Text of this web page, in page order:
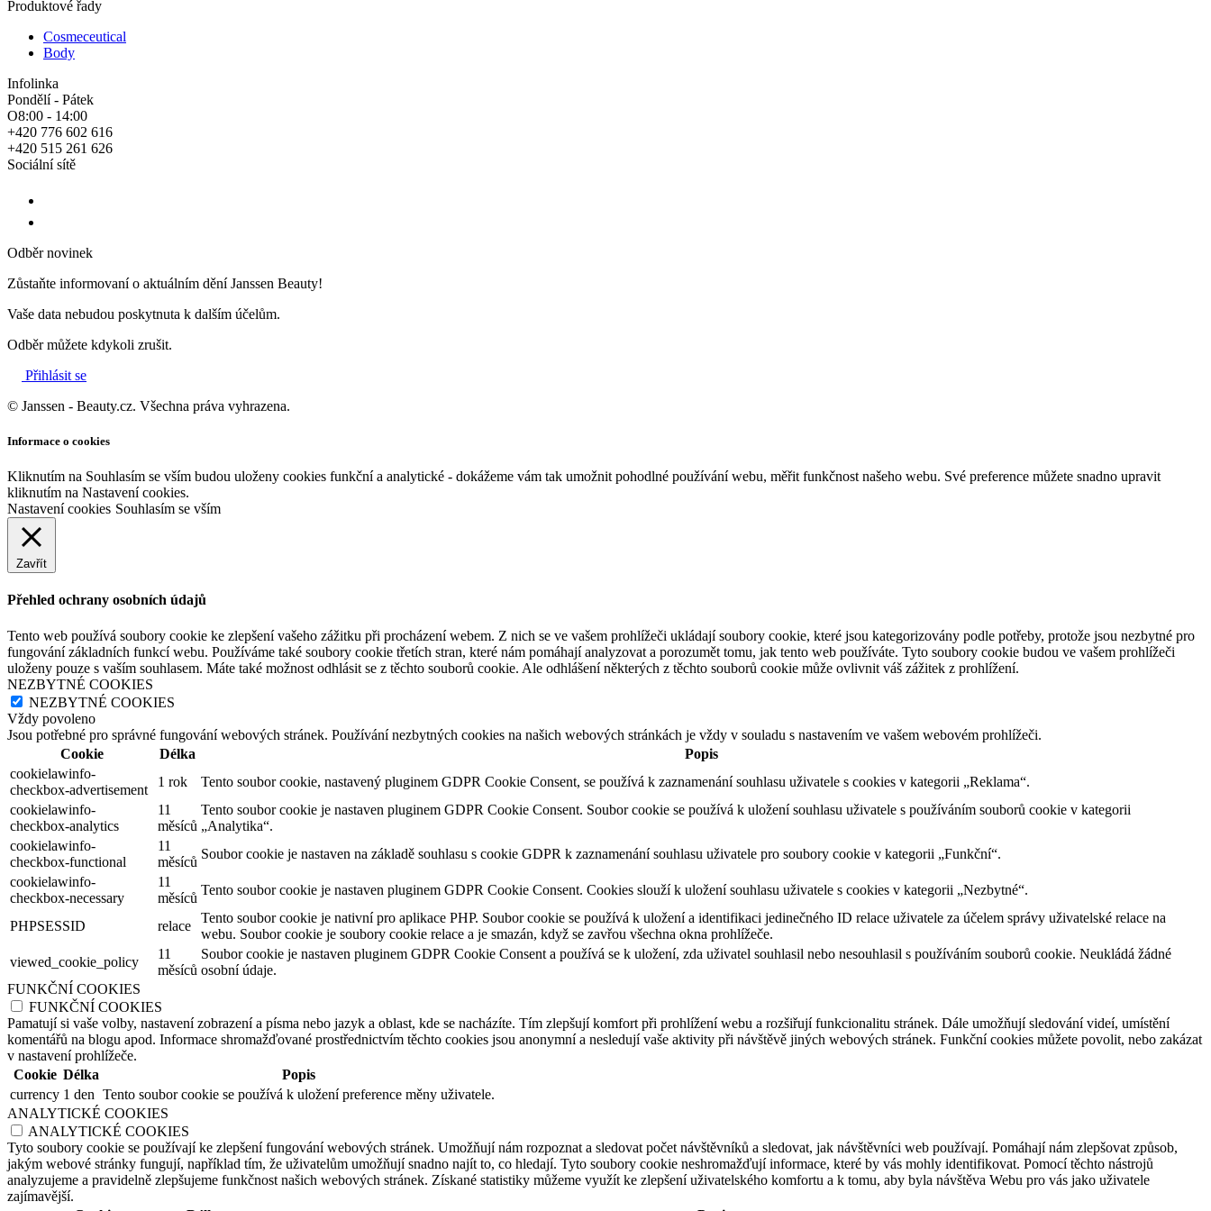
Produktové řady
Cosmeceutical
Body
Infolinka
Pondělí - Pátek
O8:00 - 14:00
+420 776 602 616
+420 515 261 626
Sociální sítě
Odběr novinek
Zůstaňte informovaní o aktuálním dění Janssen Beauty!
Vaše data nebudou poskytnuta k dalším účelům.
Odběr můžete kdykoli zrušit.
Přihlásit se
© Janssen - Beauty.cz. Všechna práva vyhrazena.
Informace o cookies
Kliknutím na Souhlasím se vším budou uloženy cookies funkční a analytické - dokážeme vám tak umožnit pohodlné používání webu, měřit funkčnost našeho webu. Své preference můžete snadno upravit
kliknutím na Nastavení cookies.
Nastavení cookies Souhlasím se vším
Zavřít
Přehled ochrany osobních údajů
Tento web používá soubory cookie ke zlepšení vašeho zážitku při procházení webem. Z nich se ve vašem prohlížeči ukládají soubory cookie, které jsou kategorizovány podle potřeby, protože jsou nezbytné pro
fungování základních funkcí webu. Používáme také soubory cookie třetích stran, které nám pomáhají analyzovat a porozumět tomu, jak tento web používáte. Tyto soubory cookie budou ve vašem prohlížeči
uloženy pouze s vaším souhlasem. Máte také možnost odhlásit se z těchto souborů cookie. Ale odhlášení některých z těchto souborů cookie může ovlivnit váš zážitek z prohlížení.
NEZBYTNÉ COOKIES
NEZBYTNÉ COOKIES
Vždy povoleno
Jsou potřebné pro správné fungování webových stránek. Používání nezbytných cookies na našich webových stránkách je vždy v souladu s nastavením ve vašem webovém prohlížeči.
Cookie
Délka
Popis
cookielawinfo-
checkbox-advertisement
1 rok
Tento soubor cookie, nastavený pluginem GDPR Cookie Consent, se používá k zaznamenání souhlasu uživatele s cookies v kategorii „Reklama“.
cookielawinfo-
checkbox-analytics
11
měsíců
Tento soubor cookie je nastaven pluginem GDPR Cookie Consent. Soubor cookie se používá k uložení souhlasu uživatele s používáním souborů cookie v kategorii
„Analytika“.
cookielawinfo-
checkbox-functional
11
měsíců
Soubor cookie je nastaven na základě souhlasu s cookie GDPR k zaznamenání souhlasu uživatele pro soubory cookie v kategorii „Funkční“.
cookielawinfo-
checkbox-necessary
11
měsíců
Tento soubor cookie je nastaven pluginem GDPR Cookie Consent. Cookies slouží k uložení souhlasu uživatele s cookies v kategorii „Nezbytné“.
PHPSESSID relace
Tento soubor cookie je nativní pro aplikace PHP. Soubor cookie se používá k uložení a identifikaci jedinečného ID relace uživatele za účelem správy uživatelské relace na
webu. Soubor cookie je soubory cookie relace a je smazán, když se zavřou všechna okna prohlížeče.
viewed_cookie_policy
11
měsíců
Soubor cookie je nastaven pluginem GDPR Cookie Consent a používá se k uložení, zda uživatel souhlasil nebo nesouhlasil s používáním souborů cookie. Neukládá žádné
osobní údaje.
FUNKČNÍ COOKIES
FUNKČNÍ COOKIES
Pamatují si vaše volby, nastavení zobrazení a písma nebo jazyk a oblast, kde se nacházíte. Tím zlepšují komfort při prohlížení webu a rozšiřují funkcionalitu stránek. Dále umožňují sledování videí, umístění
komentářů na blogu apod. Informace shromažďované prostřednictvím těchto cookies jsou anonymní a nesledují vaše aktivity při návštěvě jiných webových stránek. Funkční cookies můžete povolit, nebo zakázat
v nastavení prohlížeče.
Cookie Délka
Popis
currency 1 den Tento soubor cookie se používá k uložení preference měny uživatele.
ANALYTICKÉ COOKIES
ANALYTICKÉ COOKIES
Tyto soubory cookie se používají ke zlepšení fungování webových stránek. Umožňují nám rozpoznat a sledovat počet návštěvníků a sledovat, jak návštěvníci web používají. Pomáhají nám zlepšovat způsob,
jakým webové stránky fungují, například tím, že uživatelům umožňují snadno najít to, co hledají. Tyto soubory cookie neshromažďují informace, které by vás mohly identifikovat. Pomocí těchto nástrojů
analyzujeme a pravidelně zlepšujeme funkčnost našich webových stránek. Získané statistiky můžeme využít ke zlepšení uživatelského komfortu a k tomu, aby byla návštěva Webu pro vás jako uživatele
zajímavější.